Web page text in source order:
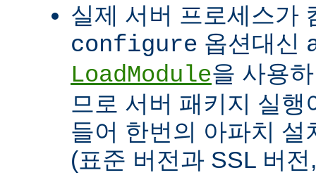
실제 서버 프로세스가
configure 옵션대신
LoadModule을 사용
므로 서버 패키지 실행
들어 한번의 아파치 설
(표준 버전과 SSL 버